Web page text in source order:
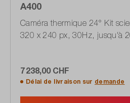
A400
Caméra thermique 24° Kit
320 x 240 px, 30Hz, jusqu'à
7 238,00 CHF
Délai de livraison sur demande